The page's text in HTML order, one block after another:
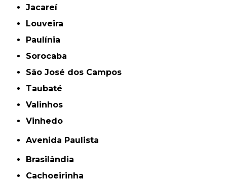
Jacareí
Louveira
Paulínia
Sorocaba
São José dos Campos
Taubaté
Valinhos
Vinhedo
Avenida Paulista
Brasilândia
Cachoeirinha